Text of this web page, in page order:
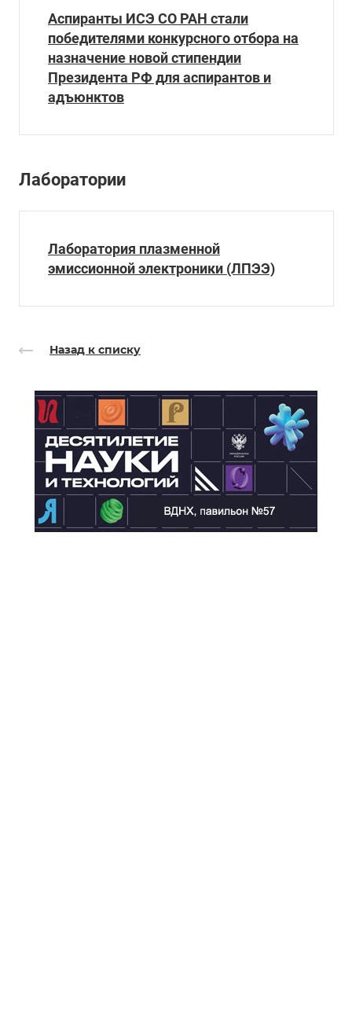
Аспиранты ИСЭ СО РАН стали
победителями конкурсного отбора на
назначение новой стипендии
Президента РФ для аспирантов и
адъюнктов
Лаборатории
Лаборатория плазменной
эмиссионной электроники (ЛПЭЭ)
Назад к списку